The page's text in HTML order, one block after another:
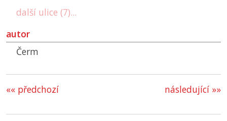
další ulice (7)...
autor
Čerm
následující »»
«« předchozí